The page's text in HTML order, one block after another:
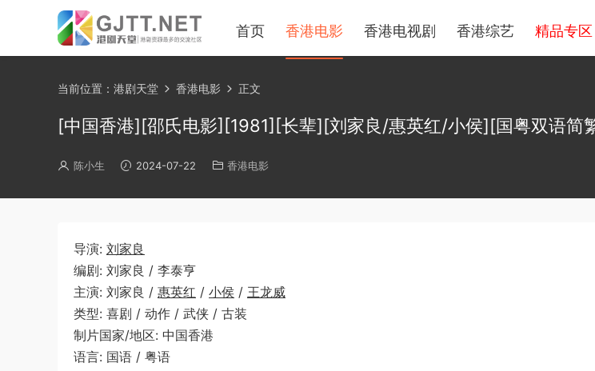
首页 香港电影 香港电视剧 香港综艺 精品专区
当前位置： 港剧天堂 香港电影 正文
[中国香港][邵氏电影][1981][长辈][刘家良/惠英红/小侯][国粤双语
陈小生 2024-07-22 香港电影
导演: 刘家良
编剧: 刘家良 / 李泰亨
主演: 刘家良 / 惠英红 / 小侯 / 王龙威
类型: 喜剧 / 动作 / 武侠 / 古装
制片国家/地区: 中国香港
语言: 国语 / 粤语